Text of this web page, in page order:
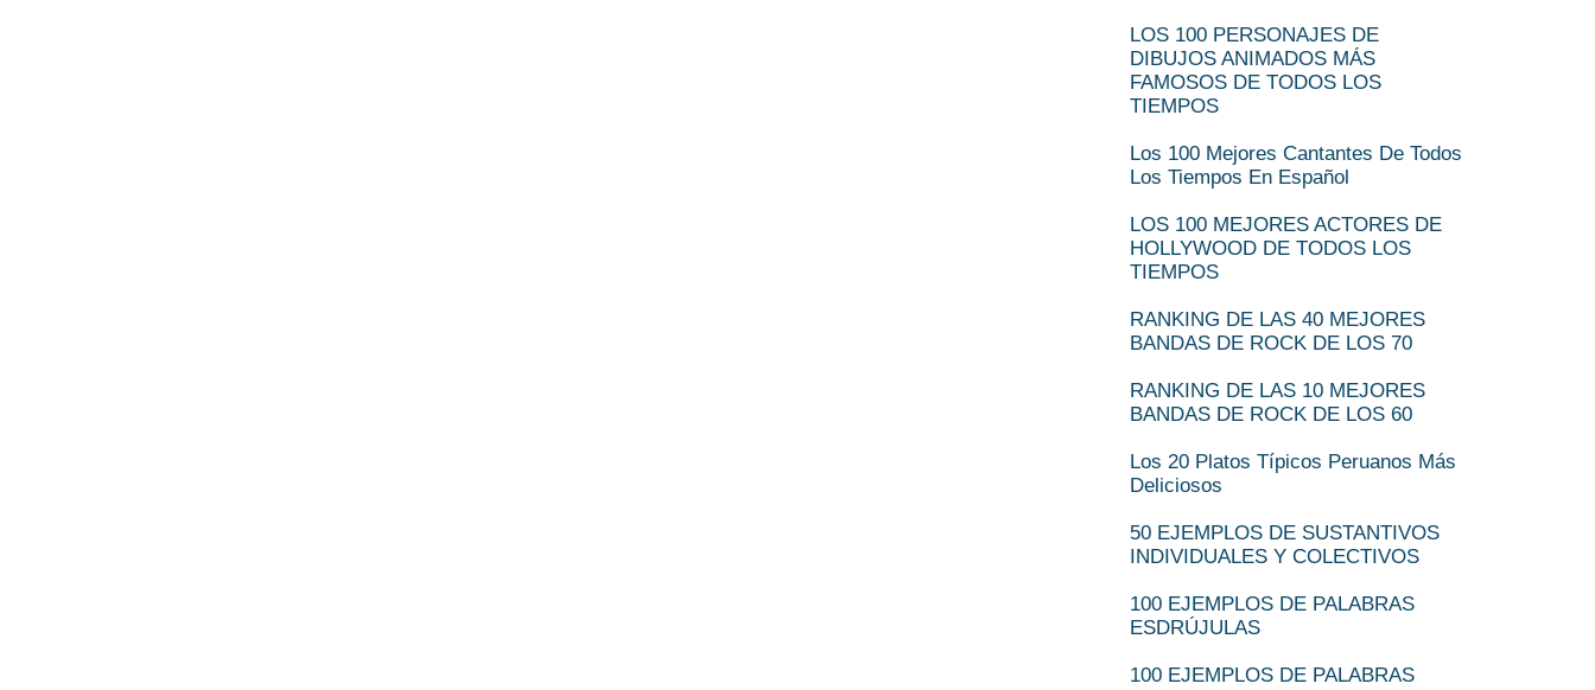
LOS 100 PERSONAJES DE
DIBUJOS ANIMADOS MÁS
FAMOSOS DE TODOS LOS
TIEMPOS
Los 100 Mejores Cantantes De Todos
Los Tiempos En Español
LOS 100 MEJORES ACTORES DE
HOLLYWOOD DE TODOS LOS
TIEMPOS
RANKING DE LAS 40 MEJORES
BANDAS DE ROCK DE LOS 70
RANKING DE LAS 10 MEJORES
BANDAS DE ROCK DE LOS 60
Los 20 Platos Típicos Peruanos Más
Deliciosos
50 EJEMPLOS DE SUSTANTIVOS
INDIVIDUALES Y COLECTIVOS
100 EJEMPLOS DE PALABRAS
ESDRÚJULAS
100 EJEMPLOS DE PALABRAS